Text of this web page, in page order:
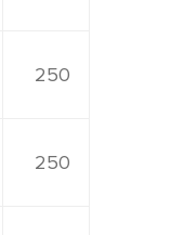
250
250